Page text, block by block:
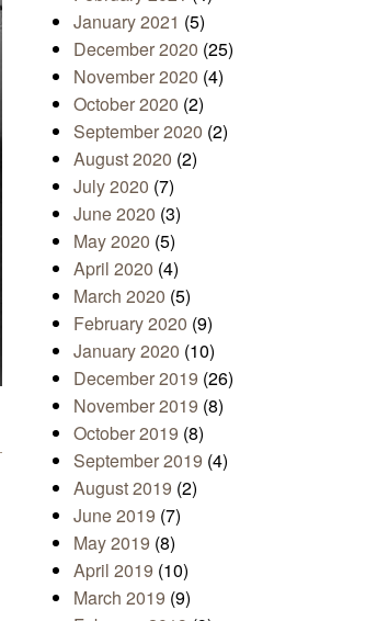
January 2021 (5)
December 2020 (25)
November 2020 (4)
October 2020 (2)
September 2020 (2)
August 2020 (2)
July 2020 (7)
June 2020 (3)
May 2020 (5)
April 2020 (4)
March 2020 (5)
February 2020 (9)
January 2020 (10)
December 2019 (26)
November 2019 (8)
October 2019 (8)
September 2019 (4)
August 2019 (2)
June 2019 (7)
May 2019 (8)
April 2019 (10)
March 2019 (9)